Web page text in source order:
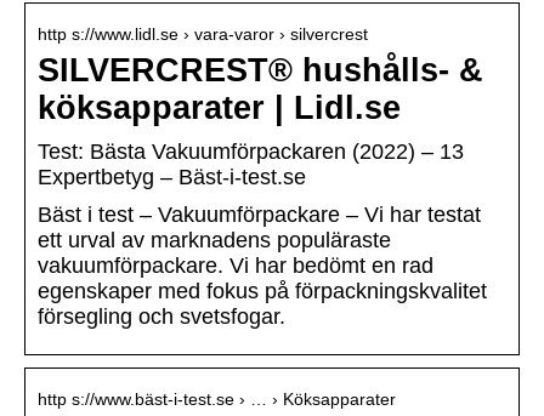
http s://www.lidl.se › vara-varor › silvercrest
SILVERCREST® hushålls- &
köksapparater | Lidl.se
Test: Bästa Vakuumförpackaren (2022) – 13
Expertbetyg – Bäst-i-test.se
Bäst i test – Vakuumförpackare – Vi har testat
ett urval av marknadens populäraste
vakuumförpackare. Vi har bedömt en rad
egenskaper med fokus på förpackningskvalitet
försegling och svetsfogar.
http s://www.bäst-i-test.se › … › Köksapparater